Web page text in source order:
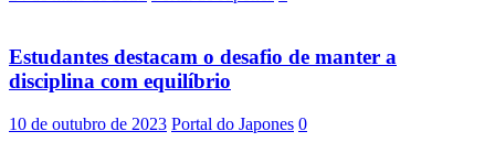
Estudantes destacam o desafio de manter a
disciplina com equilíbrio
10 de outubro de 2023 Portal do Japones 0